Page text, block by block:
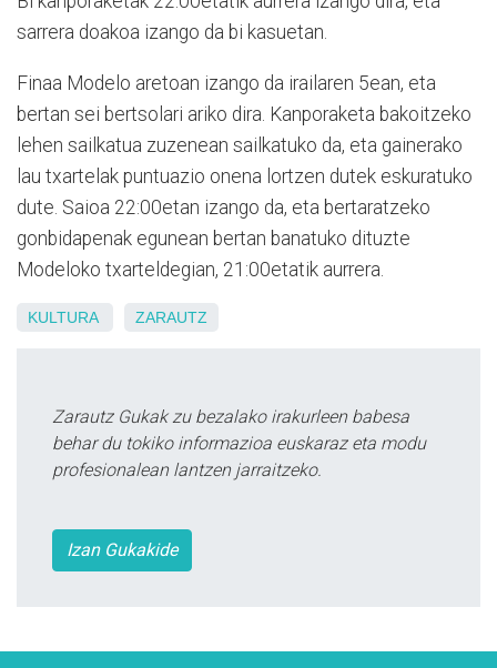
sarrera doakoa izango da bi kasuetan.
Finaa Modelo aretoan izango da irailaren 5ean, eta
bertan sei bertsolari ariko dira. Kanporaketa bakoitzeko
lehen sailkatua zuzenean sailkatuko da, eta gainerako
lau txartelak puntuazio onena lortzen dutek eskuratuko
dute. Saioa 22:00etan izango da, eta bertaratzeko
gonbidapenak egunean bertan banatuko dituzte
Modeloko txarteldegian, 21:00etatik aurrera.
KULTURA ZARAUTZ
Zarautz Gukak zu bezalako irakurleen babesa
behar du tokiko informazioa euskaraz eta modu
profesionalean lantzen jarraitzeko.
Izan Gukakide